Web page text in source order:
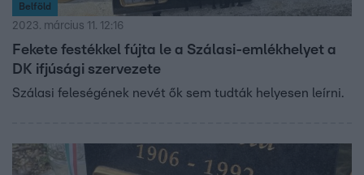
Belföld
2023. március 11. 12:16
Fekete festékkel fújta le a Szálasi-emlékhelyet a
DK ifjúsági szervezete
Szálasi feleségének nevét ők sem tudták helyesen leírni.